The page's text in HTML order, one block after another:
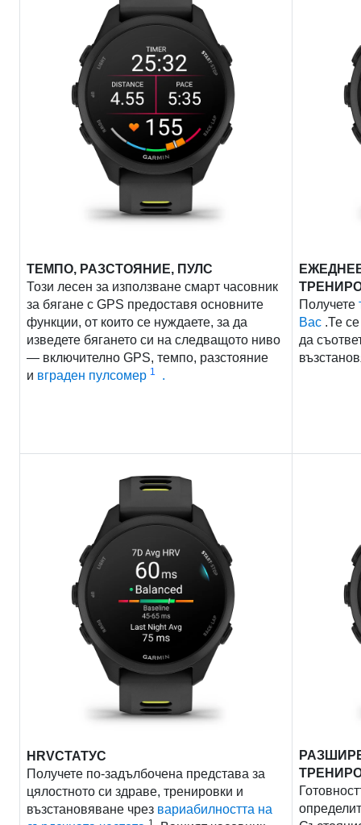
ТЕМПО, РАЗСТОЯНИЕ, ПУЛС
Този лесен за използване смарт часовник
за бягане с GPS предоставя основните
функции, от които се нуждаете, за да
изведете бягането си на следващото ниво
— включително GPS, темпо, разстояние
и вграден пулсомер 1 .
Получете
Вас .Те
да
HRVСТАТУС
Получете по-задълбочена представа за
цялостното си здраве, тренировки и
възстановяване чрез вариабилността на